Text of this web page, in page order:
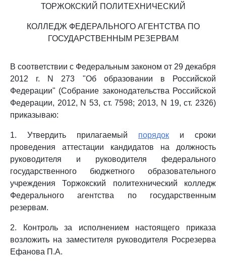
ТОРЖОКСКИЙ ПОЛИТЕХНИЧЕСКИЙ
КОЛЛЕДЖ ФЕДЕРАЛЬНОГО АГЕНТСТВА ПО
ГОСУДАРСТВЕННЫМ РЕЗЕРВАМ
В соответствии с Федеральным законом от 29 декабря
2012 г. N 273 "Об образовании в Российской
Федерации" (Собрание законодательства Российской
Федерации, 2012, N 53, ст. 7598; 2013, N 19, ст. 2326)
приказываю:
1. Утвердить прилагаемый порядок и сроки
проведения аттестации кандидатов на должность
руководителя и руководителя федерального
государственного бюджетного образовательного
учреждения Торжокский политехнический колледж
Федерального агентства по государственным
резервам.
2. Контроль за исполнением настоящего приказа
возложить на заместителя руководителя Росрезерва
Ефанова П.А.